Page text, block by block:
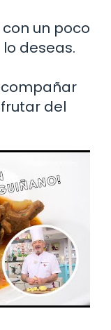
un poco
deseas.
del